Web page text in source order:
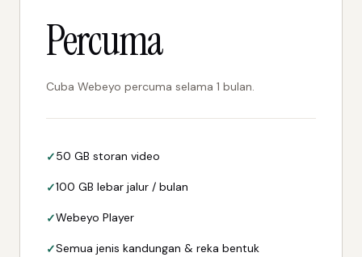
Percuma
Cuba Webeyo percuma selama 1 bulan.
50 GB storan video
100 GB lebar jalur / bulan
Webeyo Player
Semua jenis kandungan & reka bentuk